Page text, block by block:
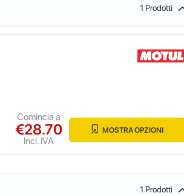
1 Prodotti
€28.70
Incl. IVA
Comincia a
MOSTRA OPZIONI
1 Prodotti